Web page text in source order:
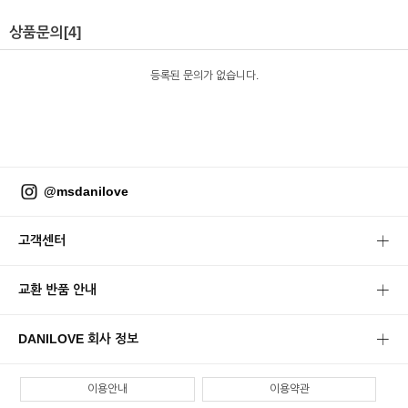
상품문의 [4]
등록된 문의가 없습니다.
@msdanilove
고객센터
교환 반품 안내
DANILOVE 회사 정보
이용안내 이용약관